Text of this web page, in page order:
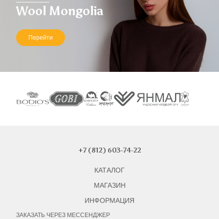
Wool Mongolia
Перейти
+7 (812) 603-74-22
КАТАЛОГ
МАГАЗИН
ИНФОРМАЦИЯ
ЗАКАЗАТЬ ЧЕРЕЗ МЕССЕНДЖЕР